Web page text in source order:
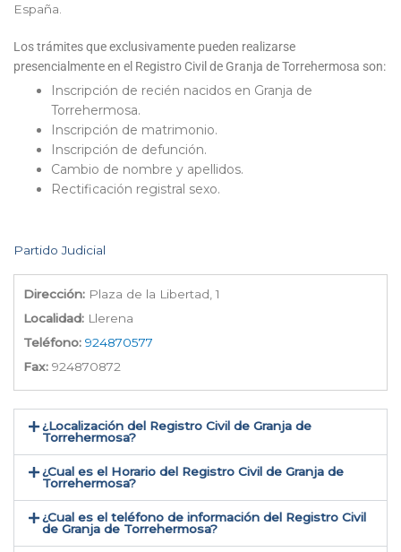
España.
Los trámites que exclusivamente pueden realizarse
presencialmente en el Registro Civil de Granja de Torrehermosa son:
Inscripción de recién nacidos en Granja de
Torrehermosa.
Inscripción de matrimonio.
Inscripción de defunción.
Cambio de nombre y apellidos.
Rectificación registral sexo.
Partido Judicial
Dirección: Plaza de la Libertad, 1
Localidad: Llerena
Teléfono: 924870577
Fax: 924870872
¿Localización del Registro Civil de Granja de
Torrehermosa​?
¿Cual es el Horario del Registro Civil de Granja de
Torrehermosa?
¿Cual es el teléfono de información del Registro Civil
de Granja de Torrehermosa​?